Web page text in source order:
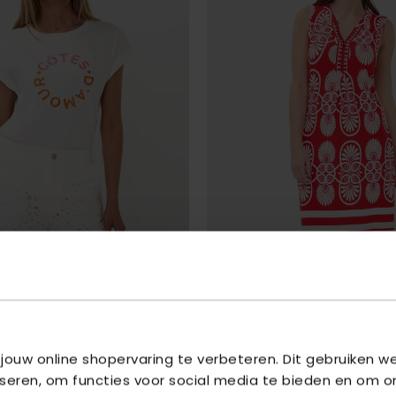
online shopervaring te verbeteren. Dit gebruiken
om functies voor social media te bieden en om
UP SLVE Â€ŒCOTES DÂ€™AMOUR"
ESQUALO
€ 67,46 € 89,95